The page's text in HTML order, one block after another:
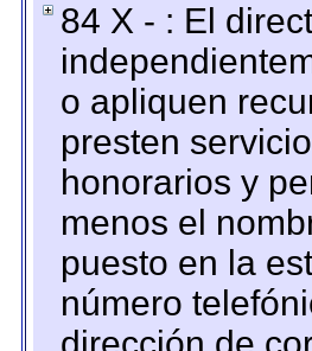
84 X - : El
o apliquen
presten
honorarios y
menos el
puesto en la
número